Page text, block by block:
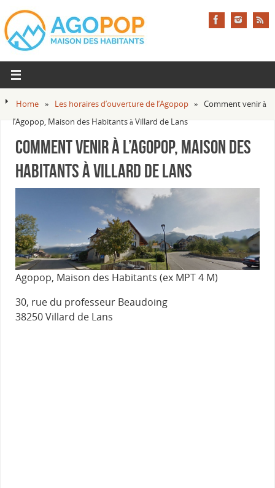
Home » Les horaires d’ouverture de l’Agopop »
Comment venir à
l’Agopop, Maison des Habitants à Villard de Lans
Comment venir à l’Agopop, Maison des
Habitants à Villard de Lans
Agopop, Maison des Habitants (ex MPT 4 M)
30, rue du professeur Beaudoing
38250 Villard de Lans